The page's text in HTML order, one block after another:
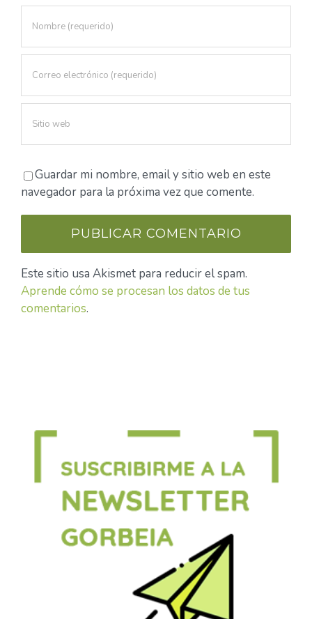
Guardar mi nombre, email y sitio web en este
navegador para la próxima vez que comente.
Este sitio usa Akismet para reducir el spam.
Aprende cómo se procesan los datos de tus
comentarios.